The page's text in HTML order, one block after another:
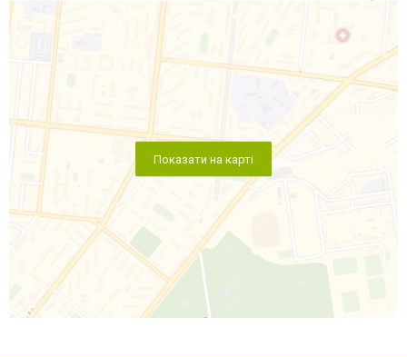
Показати на карті